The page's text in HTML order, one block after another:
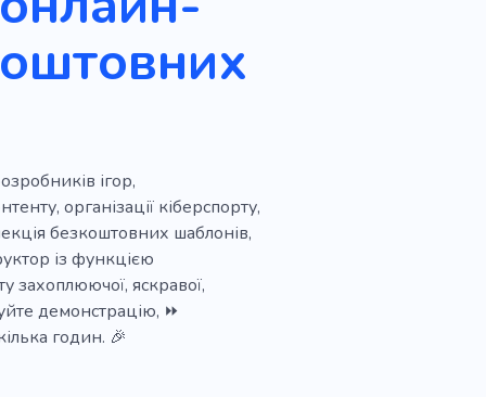
ігор,
організації кіберспорту,
безкоштовних шаблонів,
із функцією
захоплюючої, яскравої,
демонстрацію, ⏩
годин. 🎉